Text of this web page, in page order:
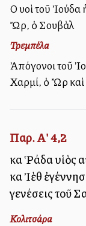
Οἱ υἱοὶ τοῦ
Ὤρ, ὁ Σουβὰλ
Τρεμπέλα
Ἀπόγονοι τοῦ
Χαρμί, ὁ Ὢρ
Παρ. Α' 4,2
καὶ Ῥάδα υἱὸς
καὶ Ἰὲθ
γενέσεις τοῦ
Κολιτσάρα